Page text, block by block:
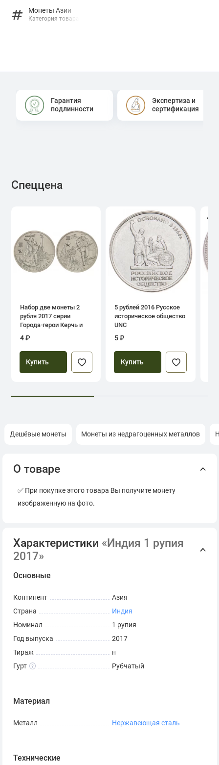
Монеты Азии
Категория товара
Гарантия
подлинности
Экспертиза и
сертификация
Спеццена
Набор две монеты 2
рубля 2017 серии
Города-герои Керчь и
Севастополь
4 ₽
Купить
5 рублей 2016 Русское
историческое общество
UNC
5 ₽
Купить
4.0
Дешёвые монеты Монеты из недрагоценных металлов
О товаре
✅ При покупке этого товара Вы получите монету
изображенную на фото.
Характеристики «Индия 1 рупия
2017»
Основные
Континент
Азия
Страна
Индия
Номинал
1 рупия
Год выпуска
2017
Тираж
н
Гурт
Рубчатый
Материал
Металл Нержавеющая сталь
Технические